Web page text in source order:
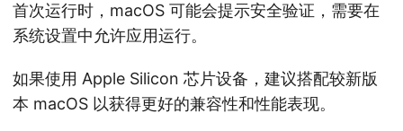
首次运行时，macOS 可能会提示安全验证，需要在
系统设置中允许应用运行。
如果使用 Apple Silicon 芯片设备，建议搭配较新版
本 macOS 以获得更好的兼容性和性能表现。